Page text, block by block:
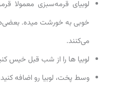
لوبیای قرمه‌سبزی معمولا
خوبی به خورشت میده. بعضی‌ها
می‌کنند.
لوبیا ها را از شب قبل خیس
وسط پخت، لوبیا رو اضافه